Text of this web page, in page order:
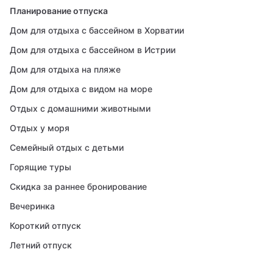
Планирование отпуска
Дом для отдыха с бассейном в Хорватии
Дом для отдыха с бассейном в Истрии
Дом для отдыха на пляже
Дом для отдыха с видом на море
Отдых с домашними животными
Отдых у моря
Семейный отдых с детьми
Горящие туры
Скидка за раннее бронирование
Вечеринка
Короткий отпуск
Летний отпуск